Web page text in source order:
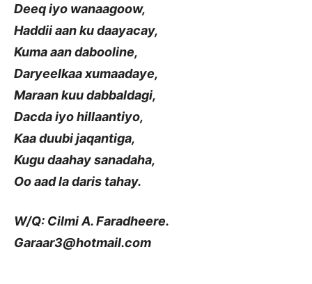
Deeq iyo wanaagoow,
Haddii aan ku daayacay,
Kuma aan dabooline,
Daryeelkaa xumaadaye,
Maraan kuu dabbaldagi,
Dacda iyo hillaantiyo,
Kaa duubi jaqantiga,
Kugu daahay sanadaha,
Oo aad la daris tahay.
W/Q: Cilmi A. Faradheere.
Garaar3@hotmail.com